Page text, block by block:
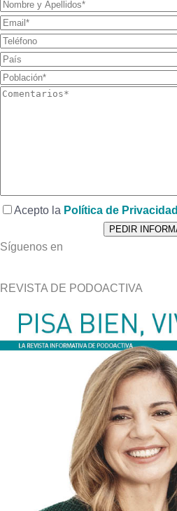
Acepto la Política de Privacidad
Síguenos en
REVISTA DE PODOACTIVA